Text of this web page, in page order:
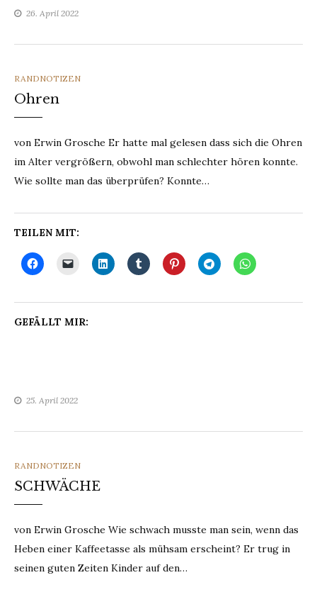
26. April 2022
CATEGORIES
RANDNOTIZEN
Ohren
von Erwin Grosche Er hatte mal gelesen dass sich die Ohren
im Alter vergrößern, obwohl man schlechter hören konnte.
Wie sollte man das überprüfen? Konnte…
TEILEN MIT:
GEFÄLLT MIR:
25. April 2022
CATEGORIES
RANDNOTIZEN
SCHWÄCHE
von Erwin Grosche Wie schwach musste man sein, wenn das
Heben einer Kaffeetasse als mühsam erscheint? Er trug in
seinen guten Zeiten Kinder auf den…